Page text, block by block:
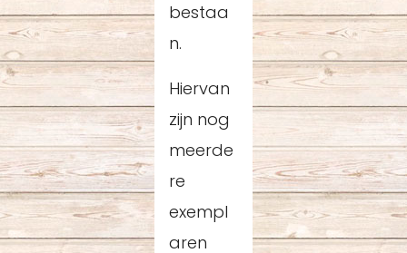
bestaa
n.
Hiervan
zijn nog
meerde
re
exempl
aren